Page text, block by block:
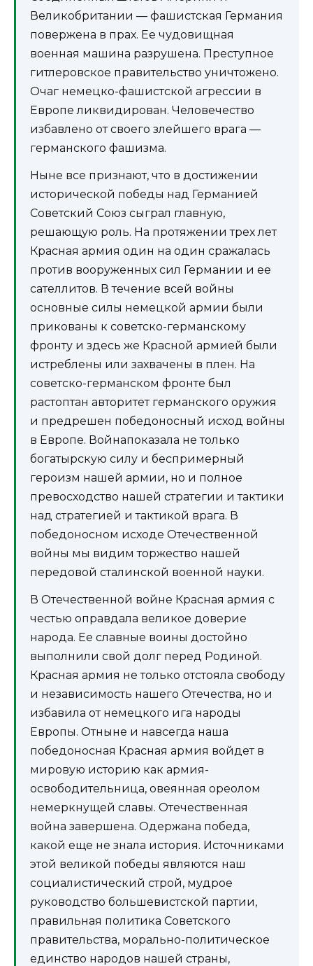
Великобритании — фашистская Германия
повержена в прах. Ее чудовищная
военная машина разрушена. Преступное
гитлеровское правительство уничтожено.
Очаг немецко-фашистской агрессии в
Европе ликвидирован. Человечество
избавлено от своего злейшего врага —
германского фашизма.
Ныне все признают, что в достижении
исторической победы над Германией
Советский Союз сыграл главную,
решающую роль. На протяжении трех лет
Красная армия один на один сражалась
против вооруженных сил Германии и ее
сателлитов. В течение всей войны
основные силы немецкой армии были
прикованы к советско-германскому
фронту и здесь же Красной армией были
истреблены или захвачены в плен. На
советско-германском фронте был
растоптан авторитет германского оружия
и предрешен победоносный исход войны
в Европе. Войнапоказала не только
богатырскую силу и беспримерный
героизм нашей армии, но и полное
превосходство нашей стратегии и тактики
над стратегией и тактикой врага. В
победоносном исходе Отечественной
войны мы видим торжество нашей
передовой сталинской военной науки.
В Отечественной войне Красная армия с
честью оправдала великое доверие
народа. Ее славные воины достойно
выполнили свой долг перед Родиной.
Красная армия не только отстояла свободу
и независимость нашего Отечества, но и
избавила от немецкого ига народы
Европы. Отныне и навсегда наша
победоносная Красная армия войдет в
мировую историю как армия-
освободительница, овеянная ореолом
немеркнущей славы. Отечественная
война завершена. Одержана победа,
какой еще не знала история. Источниками
этой великой победы являются наш
социалистический строй, мудрое
руководство большевистской партии,
правильная политика Советского
правительства, морально-политическое
единство народов нашей страны,